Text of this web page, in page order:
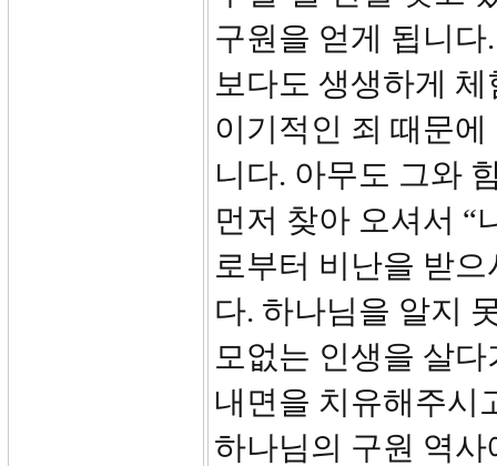
구원을 얻게 됩니
보다도 생생하게
이기적인 죄 때문
니다. 아무도 그와
먼저 찾아 오셔서 “
로부터 비난을 받
다. 하나님을 알지
모없는 인생을 살
내면을 치유해주시
하나님의 구원 역